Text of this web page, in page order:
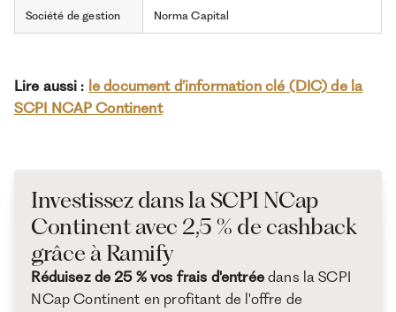
Société de gestion Norma Capital
Lire aussi : le document d’information clé (DIC) de la
SCPI NCAP Continent
Investissez dans la SCPI NCap
Continent avec 2,5 % de cashback
grâce à Ramify
Réduisez de 25 % vos frais d'entréedans la SCPI
NCap Continent en profitant de l'offre de